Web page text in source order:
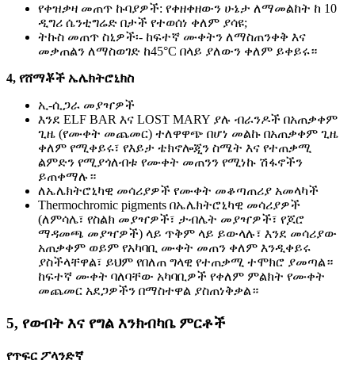
የቀዝቃዛ መጠጥ ኩባያዎች: የቀዘቀዘውን ሁኔታ ለማመልከት ከ 10
ዲግሪ ሴንቲግሬድ በታች የተወሰነ ቀለም ያሳዩ;
ትኩስ መጠጥ ስኒዎች፡- ከፍተኛ ሙቀትን ለማስጠንቀቅ እና
መቃጠልን ለማስወገድ ከ45°C በላይ ያለውን ቀለም ይቀይሩ።
4, የሸማቾች ኤሌክትሮኒክስ
ኢ-ሲጋራ መያዣዎች
እንደ ELF BAR እና LOST MARY ያሉ ብራንዶች በአጠቃቀም
ጊዜ (የሙቀት መጨመር) ተለዋዋጭ በሆነ መልኩ በአጠቃቀም ጊዜ
ቀለም የሚቀይሩ፣ የእይታ ቴክኖሎጂን ስሜት እና የተጠቃሚ
ልምድን የሚያጎለብቱ የሙቀት መጠንን የሚነኩ ሽፋኖችን
ይጠቀማሉ።
ለኤሌክትሮኒካዊ መሳሪያዎች የሙቀት መቆጣጠሪያ አመላካች
Thermochromic pigments በኤሌክትሮኒካዊ መሳሪያዎች
(ለምሳሌ፣ የስልክ መያዣዎች፣ ታብሌት መያዣዎች፣ የጆሮ
ማዳመጫ መያዣዎች) ላይ ጥቅም ላይ ይውላሉ፣ እንደ መሳሪያው
አጠቃቀም ወይም የአካባቢ ሙቀት መጠን ቀለም እንዲቀይሩ
ያስችላቸዋል፣ ይህም የበለጠ ግላዊ የተጠቃሚ ተሞክሮ ያመጣል።
ከፍተኛ ሙቀት ባለባቸው አካባቢዎች የቀለም ምልክት የሙቀት
መጨመር አደጋዎችን በማስተዋል ያስጠነቅቃል።
5, የውበት እና የግል እንክብካቤ ምርቶች
የጥፍር ፖላንድኛ